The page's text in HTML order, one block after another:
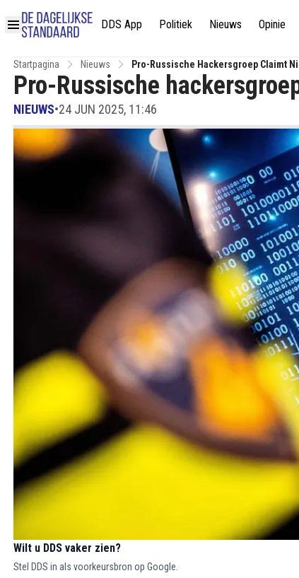
DDS App Politiek Nieuws Opinie
Startpagina Nieuws Pro-Russische Hackersgroep Claimt
Pro-Russische
NIEUWS•24 JUN 2025, 11:46
Wilt u DDS vaker zien?
Stel DDS in als voorkeursbron op Google.